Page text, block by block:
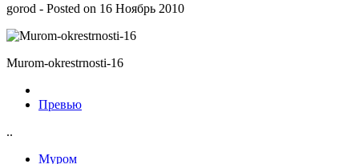
gorod - Posted on 16 Ноябрь 2010
Murom-okrestrnosti-16
Превью
..
Муром